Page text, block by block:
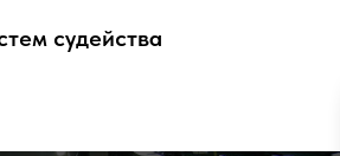
судейства